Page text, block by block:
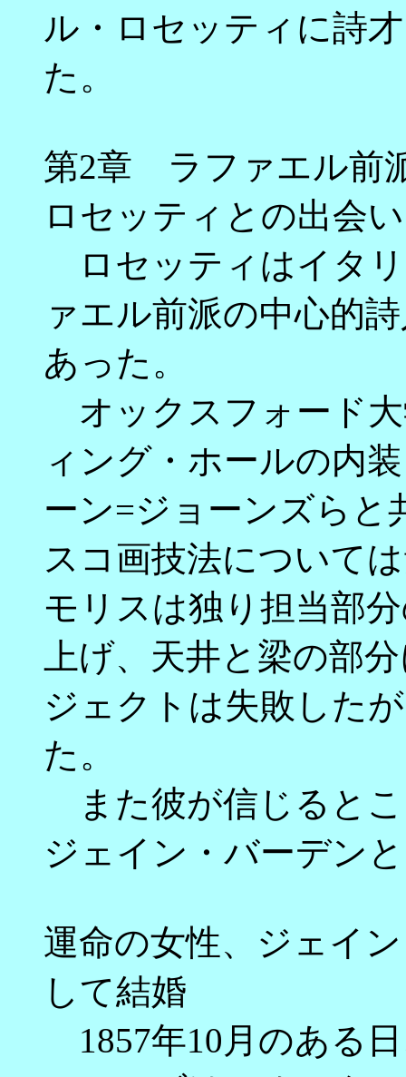
ル・ロセッティに詩
た。
第2章 ラファエル前
ロセッティとの出会
ロセッティはイタ
ァエル前派の中心的
あった。
オックスフォード
ィング・ホールの内
ーン=ジョーンズらと
スコ画技法について
モリスは独り担当部
上げ、天井と梁の部
ジェクトは失敗した
た。
また彼が信じるとこ
ジェイン・バーデン
運命の女性、ジェイ
して結婚
1857年10月のある